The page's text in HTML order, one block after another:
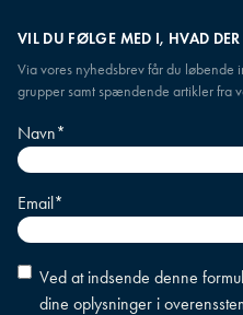
VIL DU FØLGE MED I, HVAD
Via vores nyhedsbrev får du løbende
grupper samt spændende artikler fra
Navn*
Email*
Accepter
betingelser*
Ved at indsende denne
dine oplysninger i